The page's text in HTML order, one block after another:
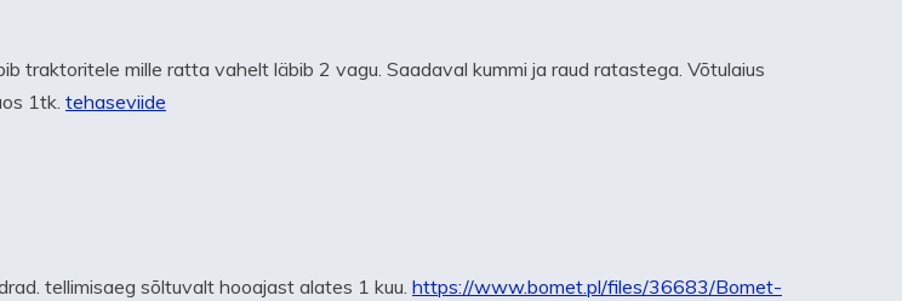
traktoritele mille ratta vahelt läbib 2 vagu. Saadaval kummi ja raud ratastega. Võtulaius
1tk. tehaseviide
tellimisaeg sõltuvalt hooajast alates 1 kuu. https://www.bomet.pl/files/36683/Bomet-